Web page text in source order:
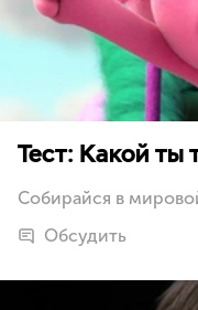
Тест: Какой ты
Собирайся в
Обсудить